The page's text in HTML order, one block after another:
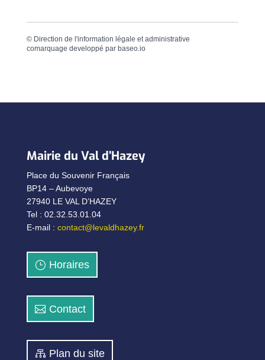
© Direction de l'information légale et administrative
comarquage developpé par baseo.io
Mairie du Val d’Hazey
Place du Souvenir Français
BP14 – Aubevoye
27940 LE VAL D’HAZEY
Tel : 02.32.53.01.04
E-mail : contact@levaldhazey.fr
Horaires
Contact
Plan du site